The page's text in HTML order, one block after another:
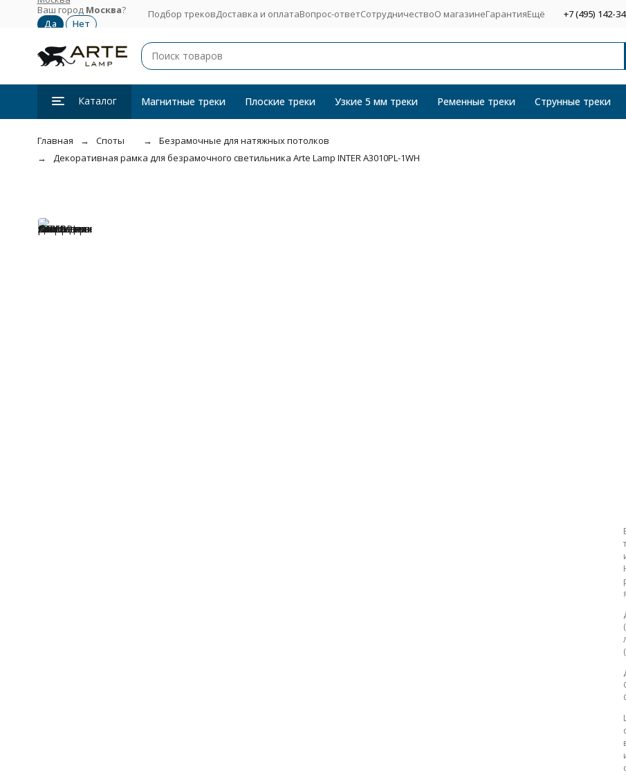
Ваш город Москва? Подбор трековДоставка и оплатаВопрос-ответСотрудничествоО магазинеГарантияЕщё +7 (495) 142-
Каталог Магнитные треки Плоские треки Узкие 5 мм треки Ременные треки Струнные треки
Главная Споты
Безрамочные для натяжных потолков
Декоративная рамка для безрамочного светильника Arte Lamp INTER A3010PL-1WH